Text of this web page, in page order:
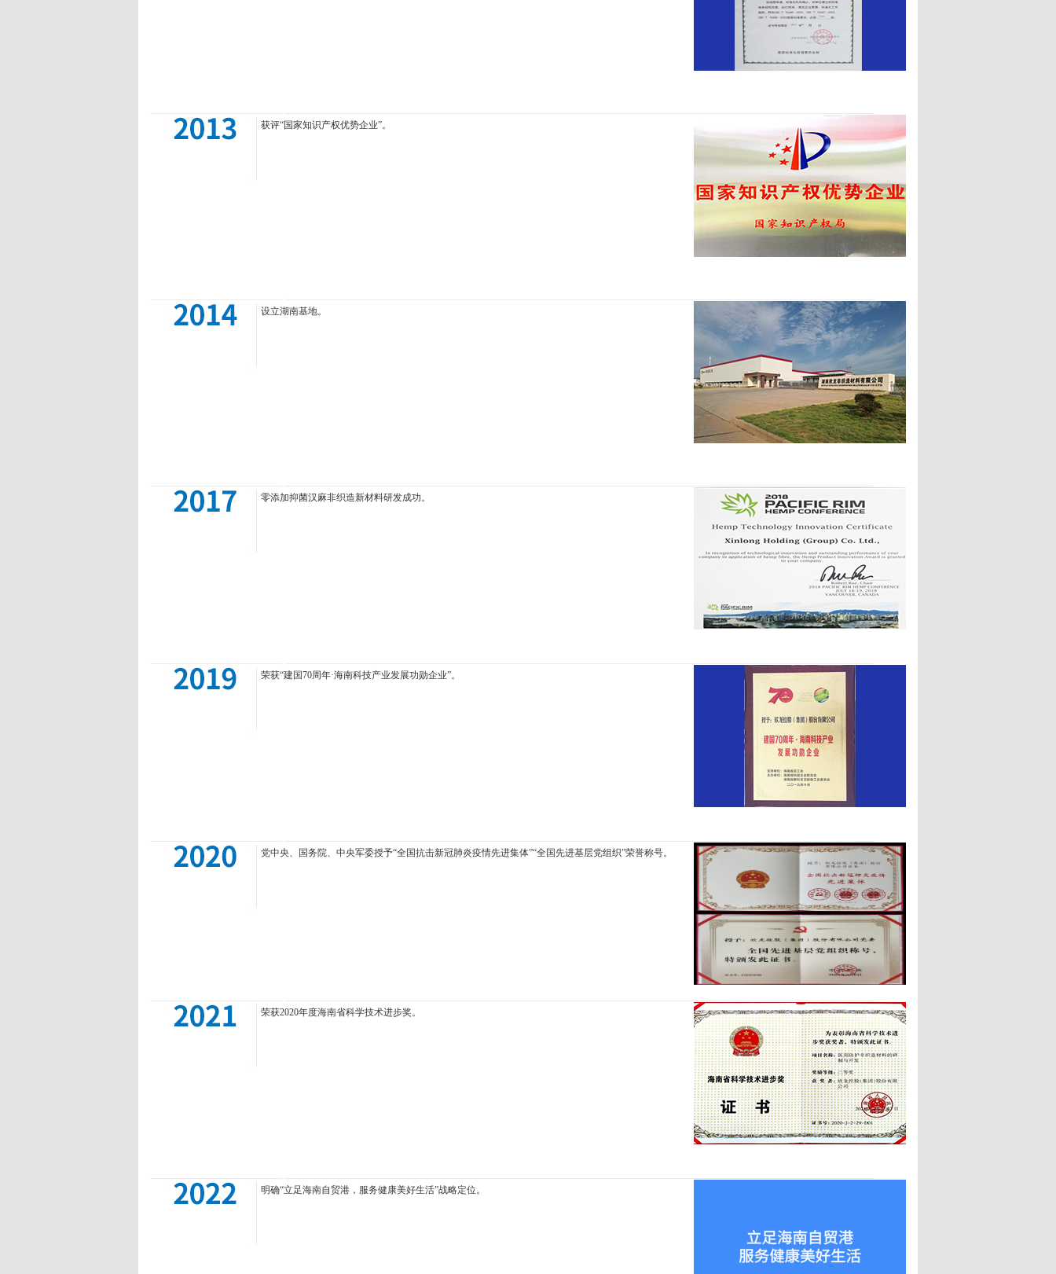
获评“国家知识产权优势企业”。
设立湖南基地。
零添加抑菌汉麻非织造新材料研发成功。
荣获“建国70周年·海南科技产业发展功勋企业”。
党中央、国务院、中央军委授予“全国抗击新冠肺炎疫情先进集体”“全国先进基层党组织”荣誉称号。
荣获2020年度海南省科学技术进步奖。
明确“立足海南自贸港，服务健康美好生活”战略定位。